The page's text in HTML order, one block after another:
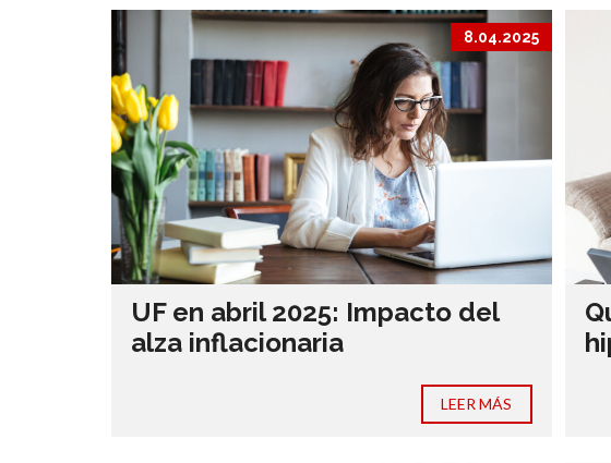
8.04.2025
UF en abril 2025: Impacto del
alza inflacionaria
LEER MÁS